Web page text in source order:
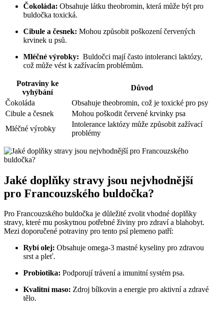
Čokoláda: Obsahuje ⁣látku theobromin, která může být pro
⁤buldočka toxická.
Cibule a česnek: Mohou ⁤způsobit poškození‌ červených
krvinek u psů.
Mléčné výrobky: ‌ Buldočci mají ‍často intoleranci ⁢laktózy,
což může vést k zažívacím problémům.
Potraviny ke
‍vyhýbání
Důvod
Čokoláda
Obsahuje theobromin, což je toxické⁣ pro psy
Cibule a česnek
Mohou poškodit červené ​krvinky psa
Mléčné ⁢výrobky
Intolerance laktózy⁣ může způsobit zažívací
problémy
Jaké doplňky stravy jsou nejvhodnější
pro​ Francouzského buldočka?
Pro Francouzského ⁤buldočka je‍ důležité zvolit vhodné doplňky
stravy, které​ mu poskytnou potřebné živiny​ pro zdraví a blahobyt.
Mezi doporučené potraviny pro‌ tento psí plemeno patří:
Rybí olej: Obsahuje ​omega-3 mastné ‌kyseliny pro zdravou‍
srst a⁢ pleť.
Probiotika: Podporují trávení a imunitní ⁣systém‍ psa.
Kvalitní maso: Zdroj bílkovin a energie pro aktivní a ⁢zdravé
‍tělo.